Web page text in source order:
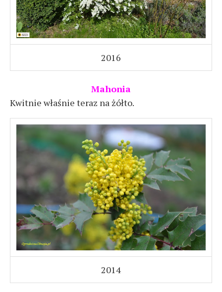
2016
Mahonia
Kwitnie właśnie teraz na żółto.
2014